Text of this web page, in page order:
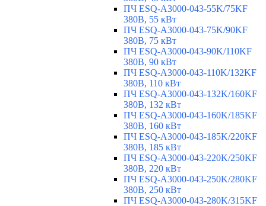
ПЧ ESQ-A3000-043-55K/75KF
380В, 55 кВт
ПЧ ESQ-A3000-043-75K/90KF
380В, 75 кВт
ПЧ ESQ-A3000-043-90K/110KF
380В, 90 кВт
ПЧ ESQ-A3000-043-110K/132KF
380В, 110 кВт
ПЧ ESQ-A3000-043-132K/160KF
380В, 132 кВт
ПЧ ESQ-A3000-043-160K/185KF
380В, 160 кВт
ПЧ ESQ-A3000-043-185K/220KF
380В, 185 кВт
ПЧ ESQ-A3000-043-220K/250KF
380В, 220 кВт
ПЧ ESQ-A3000-043-250K/280KF
380В, 250 кВт
ПЧ ESQ-A3000-043-280K/315KF